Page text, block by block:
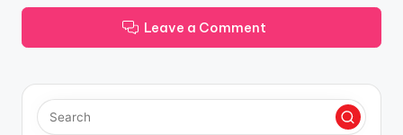
Leave a Comment